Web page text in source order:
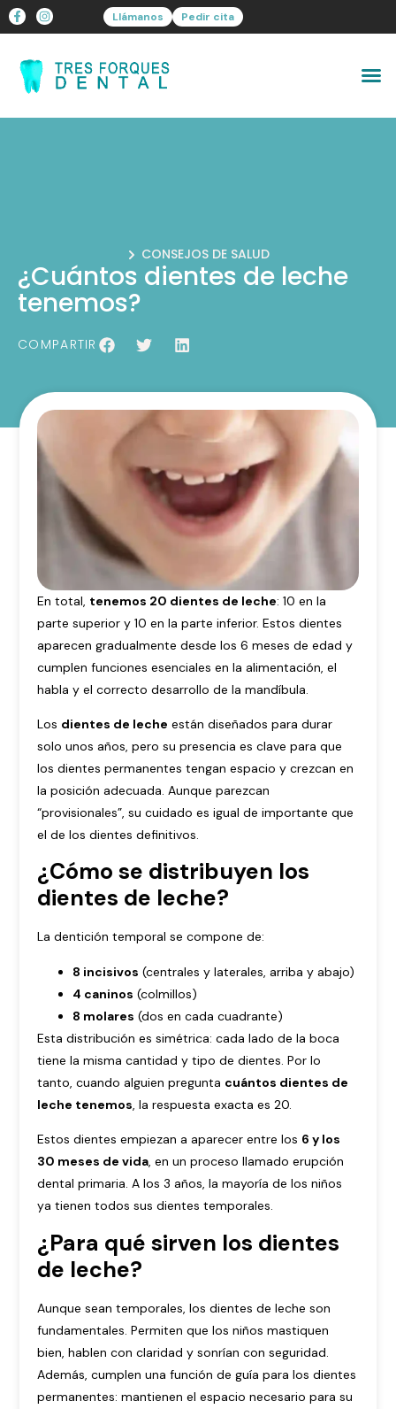
Llámanos Pedir cita
CONSEJOS DE SALUD
¿Cuántos dientes de leche
tenemos?
COMPARTIR
En total, tenemos 20 dientes de leche: 10 en la
parte superior y 10 en la parte inferior. Estos dientes
aparecen gradualmente desde los 6 meses de edad y
cumplen funciones esenciales en la alimentación, el
habla y el correcto desarrollo de la mandíbula.
Los dientes de leche están diseñados para durar
solo unos años, pero su presencia es clave para que
los dientes permanentes tengan espacio y crezcan en
la posición adecuada. Aunque parezcan
“provisionales”, su cuidado es igual de importante que
el de los dientes definitivos.
¿Cómo se distribuyen los
dientes de leche?
La dentición temporal se compone de:
8 incisivos (centrales y laterales, arriba y abajo)
4 caninos (colmillos)
8 molares (dos en cada cuadrante)
Esta distribución es simétrica: cada lado de la boca
tiene la misma cantidad y tipo de dientes. Por lo
tanto, cuando alguien pregunta cuántos dientes de
leche tenemos, la respuesta exacta es 20.
Estos dientes empiezan a aparecer entre los 6 y los
30 meses de vida, en un proceso llamado erupción
dental primaria. A los 3 años, la mayoría de los niños
ya tienen todos sus dientes temporales.
¿Para qué sirven los dientes
de leche?
Aunque sean temporales, los dientes de leche son
fundamentales. Permiten que los niños mastiquen
bien, hablen con claridad y sonrían con seguridad.
Además, cumplen una función de guía para los dientes
permanentes: mantienen el espacio necesario para su